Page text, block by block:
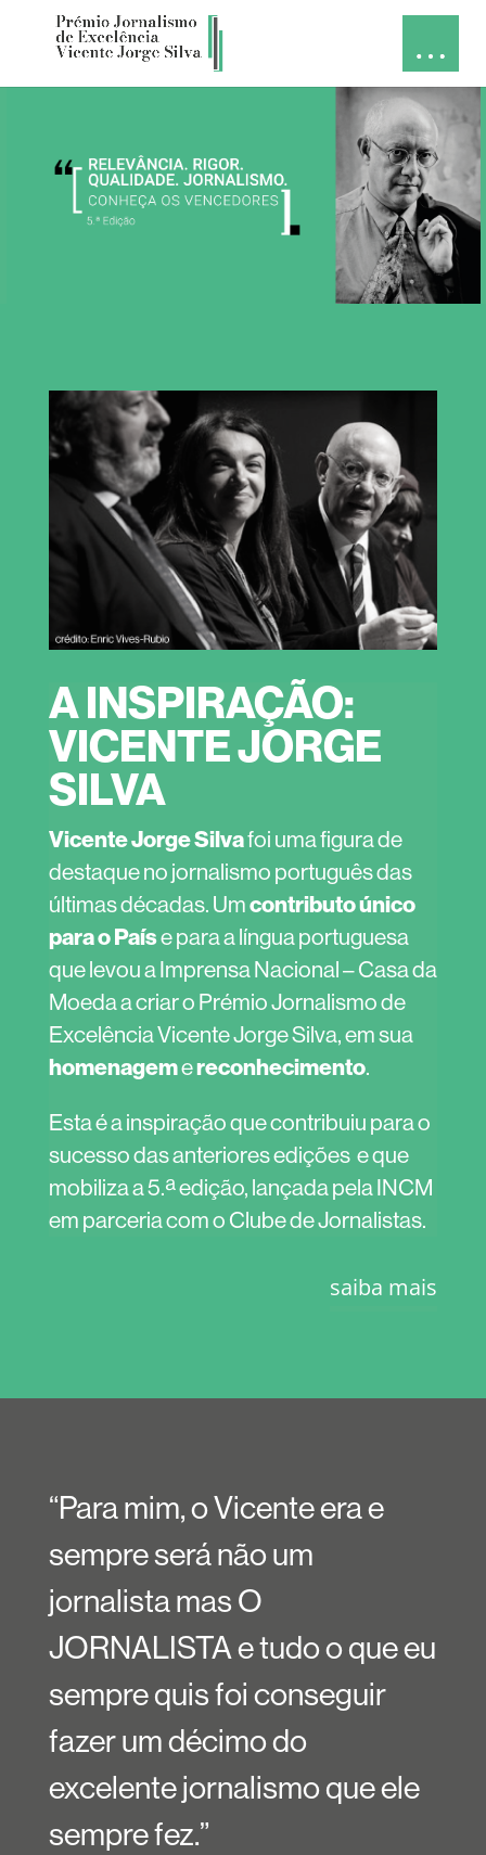
A INSPIRAÇÃO:
VICENTE JORGE
SILVA
Vicente Jorge Silvafoi uma figura de
destaque no jornalismo português das
últimas décadas. Umcontributo único
para o Paíse para a língua portuguesa
que levou a Imprensa Nacional – Casa da
Moeda a criar o Prémio Jornalismo de
Excelência Vicente Jorge Silva, em sua
homenagemereconhecimento.
Esta é a inspiração que contribuiu para o
sucesso das anteriores edições e que
mobiliza a 5.ª edição, lançada pela INCM
em parceria com o Clube de Jornalistas.
saiba mais
“Para mim, o Vicente era e
sempre será não um
jornalista mas O
JORNALISTA e tudo o que eu
sempre quis foi conseguir
fazer um décimo do
excelente jornalismo que ele
sempre fez.”